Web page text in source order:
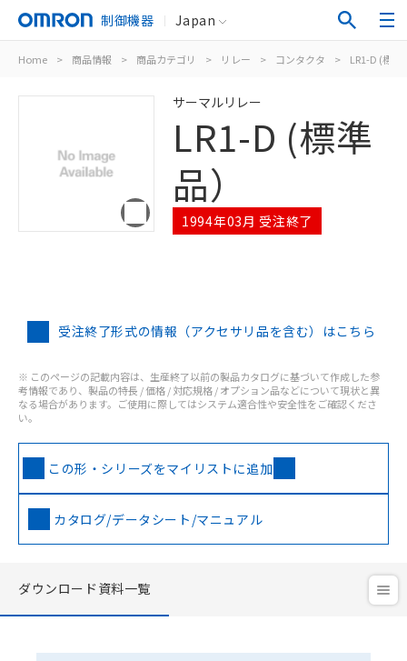
制御機器 Japan
Home > 商品情報 > 商品カテゴリ > リレー > コンタクタ > LR1-D (標準
サーマルリレー
LR1-D (標準
品）
1994年03月 受注終了
受注終了形式の情報（アクセサリ品を含む）はこちら
※ このページの記載内容は、生産終了以前の製品カタログに基づいて作成した参
考情報であり、製品の特長 / 価格 / 対応規格 / オプション品などについて現状と異
なる場合があります。ご使用に際してはシステム適合性や安全性をご確認くださ
い。
この形・シリーズをマイリストに追加
カタログ/データシート/マニュアル
ダウンロード資料一覧